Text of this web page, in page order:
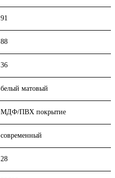
91
88
36
белый матовый
МДФ/ПВХ покрытие
современный
28